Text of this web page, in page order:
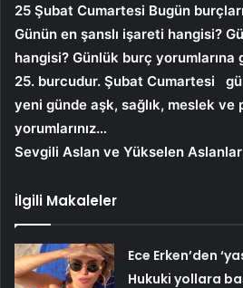
25 Şubat Cumartesi Bugün
Günün en şanslı işareti hangisi?
hangisi? Günlük burç
25. burcudur. Şubat Cumartesi
yeni günde aşk, sağlık, meslek ve
yorumlarınız…
Sevgili Aslan ve Yükselen
İlgili Makaleler
Ece Erken’den
Hukuki yollara